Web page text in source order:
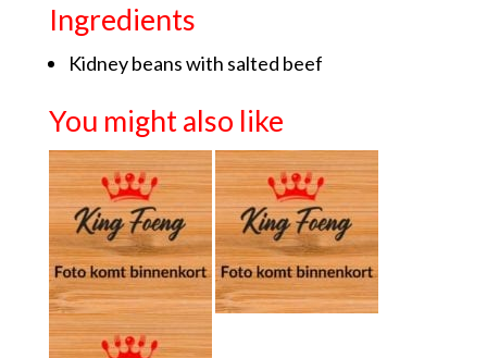
Ingredients
Kidney beans with salted beef
You might also like